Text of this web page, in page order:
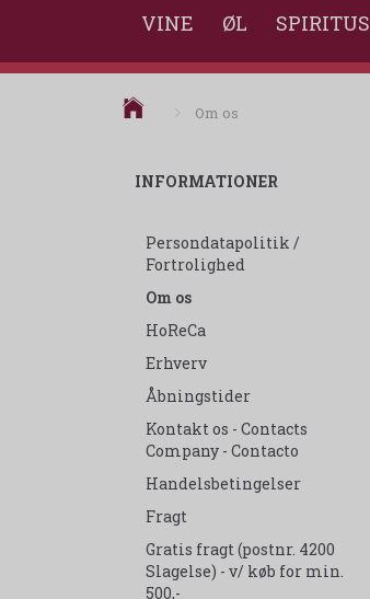
VINE ØL SPIRITUS
Om os
INFORMATIONER
Persondatapolitik /
Fortrolighed
Om os
HoReCa
Erhverv
Åbningstider
Kontakt os - Contacts
Company - Contacto
Handelsbetingelser
Fragt
Gratis fragt (postnr. 4200
Slagelse) - v/ køb for min.
500,-